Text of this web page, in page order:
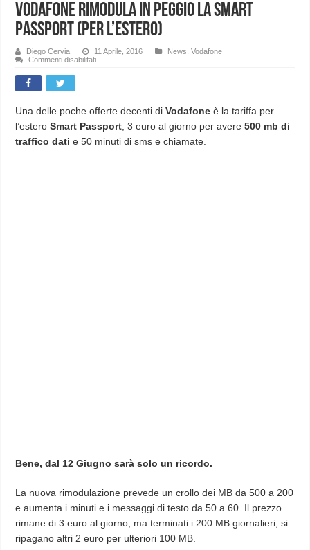
Vodafone rimodula in peggio la Smart
Passport (per l’estero)
Diego Cervia 11 Aprile, 2016 News ,Vodafone
Commenti disabilitatisu
Smart
Passport
(per
l’estero)
Una delle poche offerte decenti diVodafone è la tariffa per
l’esteroSmart Passport , 3 euro al giorno per avere500 mb di
traffico dati e 50 minuti di sms e chiamate.
Bene, dal 12 Giugno sarà solo un ricordo.
La nuova rimodulazione prevede un crollo dei MB da 500 a 200
e aumenta i minuti e i messaggi di testo da 50 a 60. Il prezzo
rimane di 3 euro al giorno, ma terminati i 200 MB giornalieri, si
ripagano altri 2 euro per ulteriori 100 MB.